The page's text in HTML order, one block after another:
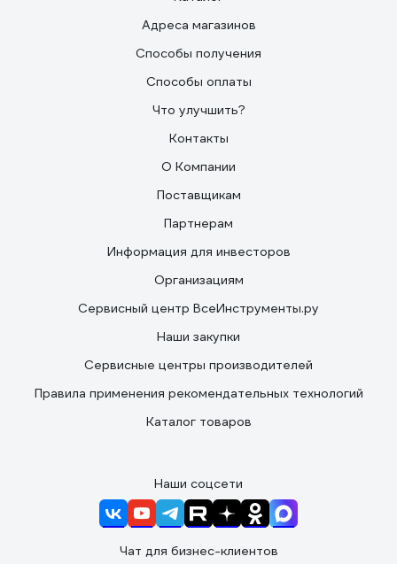
Адреса магазинов
Способы получения
Способы оплаты
Что улучшить?
Контакты
О Компании
Поставщикам
Партнерам
Информация для инвесторов
Организациям
Сервисный центр ВсеИнструменты.ру
Наши закупки
Сервисные центры производителей
Правила применения рекомендательных технологий
Каталог товаров
Наши соцсети
Чат для бизнес-клиентов